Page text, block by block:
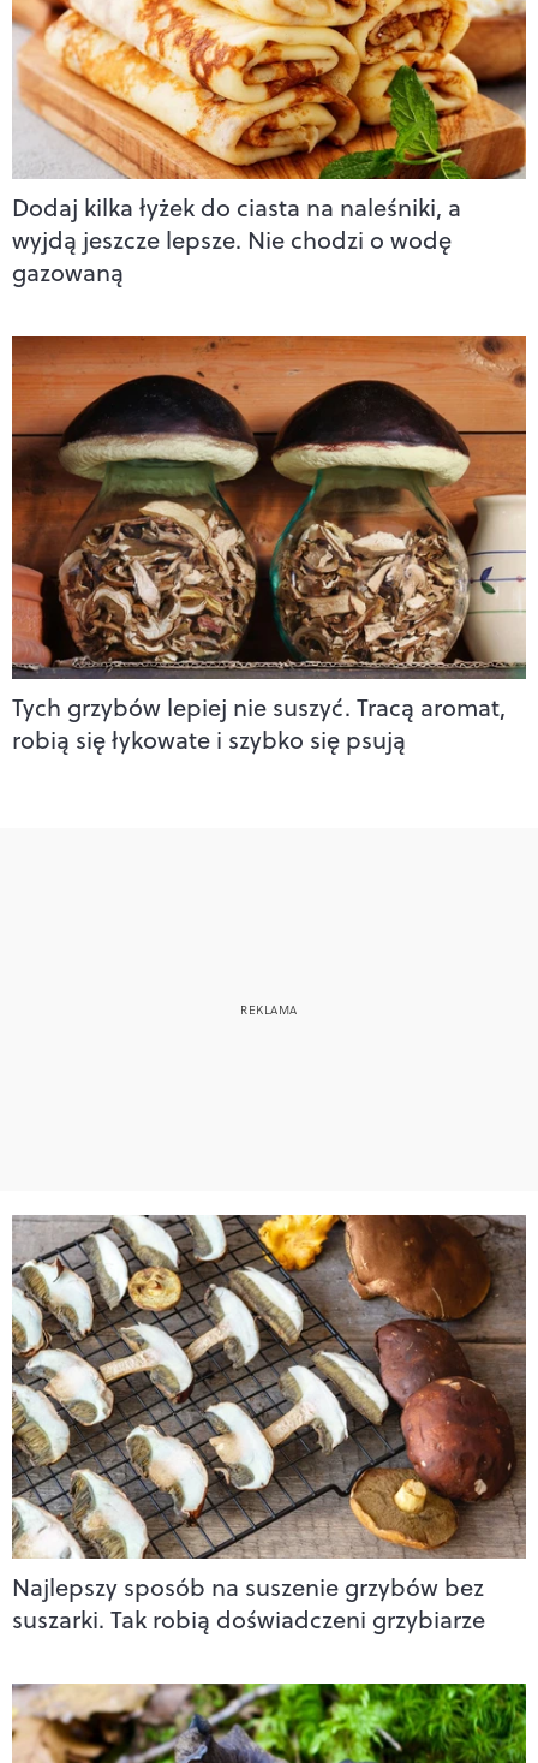
Dodaj kilka łyżek do ciasta na naleśniki, a
wyjdą jeszcze lepsze. Nie chodzi o wodę
gazowaną
Tych grzybów lepiej nie suszyć. Tracą aromat,
robią się łykowate i szybko się psują
Najlepszy sposób na suszenie grzybów bez
suszarki. Tak robią doświadczeni grzybiarze